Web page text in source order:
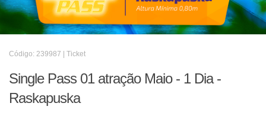
Código: 239987 | Ticket
Single Pass 01 atração Maio - 1 Dia -
Raskapuska